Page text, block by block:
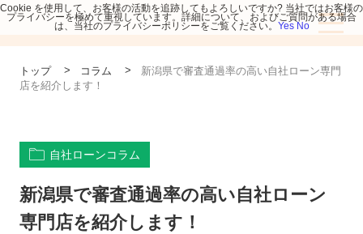
トップ > コラム >
新潟県で審査通過率の高い自社ローン専門
店を紹介します！
自社ローンコラム
新潟県で審査通過率の高い自社ローン
専門店を紹介します！
Cookie を使用して、お客様の活動を追跡してもよろしいですか? 当社ではお客様の
プライバシーを極めて重視しています。詳細について、およびご質問がある場合
は、当社のプライバシーポリシーをご覧ください。 Yes No